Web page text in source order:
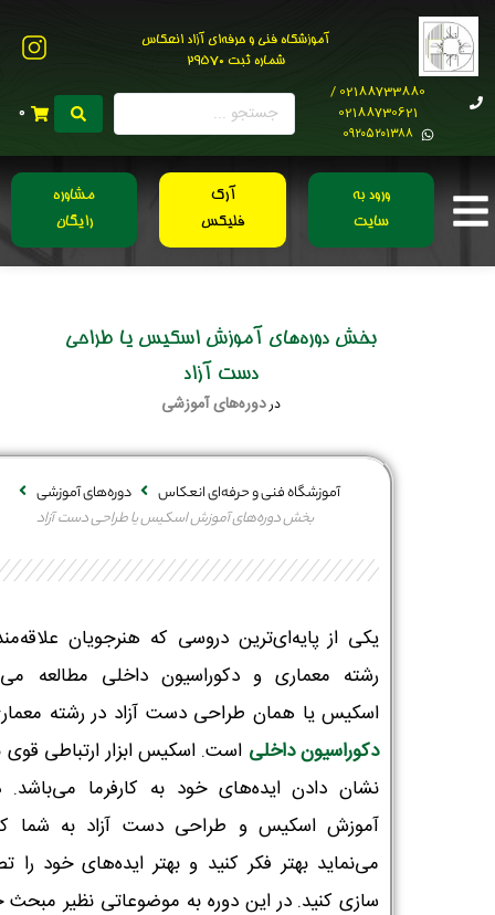
آموزشگاه فنی و حرفه‌ای آزاد انعکاس
شماره ثبت 29570
02188733880 /
02188730621
0۹۲۰۵۲۰۱۳۸۸
0
ورود به
سایت
آرک
فلیکس
مشاوره
رایگان
بخش دوره‌های آموزش اسکیس یا طراحی
دست آزاد
دردوره‌های آموزشی
آموزشگاه فنی و حرفه‌ای انعکاس
دوره‌های آموزشی
بخش دوره‌های آموزش اسکیس یا طراحی دست آزاد
یکی از پایه‌ای‌ترین دروسی که هنرجویان
رشته معماری و دکوراسیون داخلی مطالعه
اسکیس یا همان طراحی دست آزاد در رشته
دکوراسیون داخلی است. اسکیس ابزار ارتباطی قوی
نشان دادن ایده‌های خود به کارفرما می‌باشد.
آموزش اسکیس و طراحی دست آزاد به شما
می‌نماید بهتر فکر کنید و بهتر ایده‌های خود را
سازی کنید. در این دوره به موضوعاتی نظیر